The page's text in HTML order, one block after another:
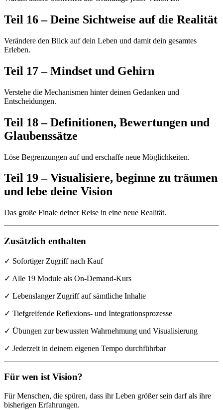
Teil 16 – Deine Sichtweise auf die Realität
Verändere den Blick auf dein Leben und damit dein gesamtes
Erleben.
Teil 17 – Mindset und Gehirn
Verstehe die Mechanismen hinter deinen Gedanken und
Entscheidungen.
Teil 18 – Definitionen, Bewertungen und
Glaubenssätze
Löse Begrenzungen auf und erschaffe neue Möglichkeiten.
Teil 19 – Visualisiere, beginne zu träumen
und lebe deine Vision
Das große Finale deiner Reise in eine neue Realität.
Zusätzlich enthalten
✓ Sofortiger Zugriff nach Kauf
✓ Alle 19 Module als On-Demand-Kurs
✓ Lebenslanger Zugriff auf sämtliche Inhalte
✓ Tiefgreifende Reflexions- und Integrationsprozesse
✓ Übungen zur bewussten Wahrnehmung und Visualisierung
✓ Jederzeit in deinem eigenen Tempo durchführbar
Für wen ist Vision?
Für Menschen, die spüren, dass ihr Leben größer sein darf als ihre
bisherigen Erfahrungen.